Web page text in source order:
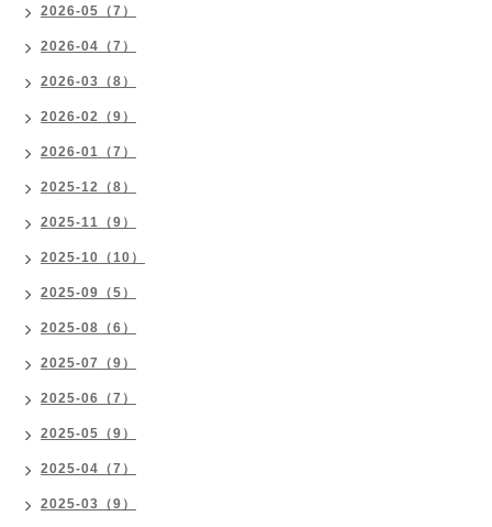
2026-05（7）
2026-04（7）
2026-03（8）
2026-02（9）
2026-01（7）
2025-12（8）
2025-11（9）
2025-10（10）
2025-09（5）
2025-08（6）
2025-07（9）
2025-06（7）
2025-05（9）
2025-04（7）
2025-03（9）